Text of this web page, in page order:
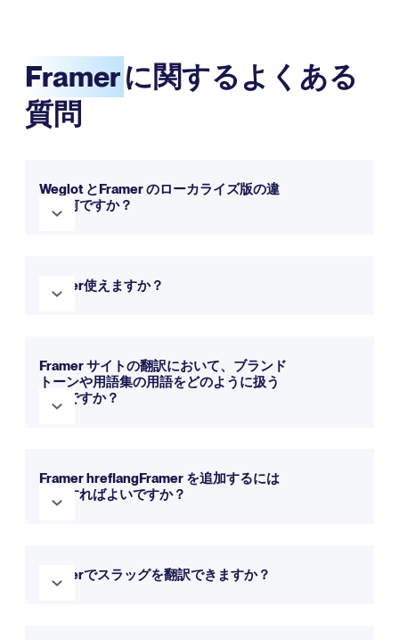
Framerに関するよくある
質問
Weglot とFramer のローカライズ版の違
いは何ですか？
応言語が数言語で、すべてを 内で管理したい場合に最適な選
合、あるいはWeglot の料金体系が、Framer のロケールごと
のアドオンよりもプロジェクトに適している場合に適してい
ます。
Framer使えますか？
コンテンツを自動的に翻訳することができます。Framer の
「自動翻訳」機能は、CanvasおよびCMSのコンテンツに対
応しています。一方、Weglot は、Weglot との連携を通じて
は、大規模なプロジェクト向けに、フィルター、割り当て、
レビュー管理機能を備えた独立した翻訳リストが提供されま
Framer サイトの翻訳において、ブランド
トーンや用語集の用語をどのように扱う
べきですか？
す。「Framer 」には用語集ルールとAIスタイル設定がありま
す。「Weglot 」の言語モデルは、ウェブサイトの文脈、カス
り巻く、より広範な編集・レビューのワークフローにある。
Framer hreflangFramer を追加するには
どうすればよいですか？
けのhreflangタグに対応しています。Framer は、自社のロ
Framerでスラッグを翻訳できますか？